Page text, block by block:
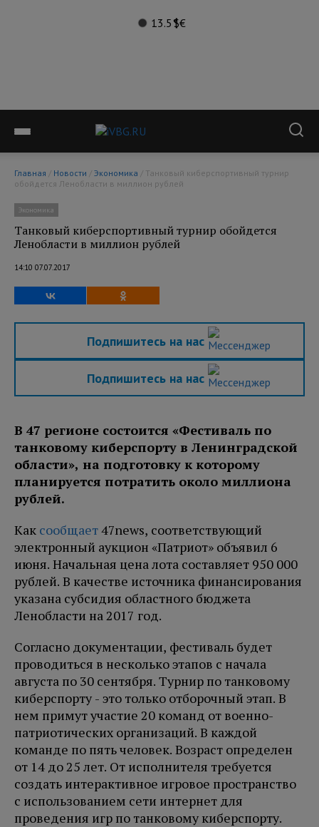
13.5°$€
Главная / Новости / Экономика
обойдется Ленобласти в миллион рублей
Экономика
Танковый киберспортивный турнир обойдется
Ленобласти в миллион рублей
14:10 07.07.2017
Подпишитесь на нас
Подпишитесь на нас
В 47 регионе состоится «Фестиваль по
танковому киберспорту в Ленинградской
области», на подготовку к которому
планируется потратить около миллиона
рублей.
Как сообщает47news, соответствующий
электронный аукцион «Патриот» объявил 6
июня. Начальная цена лота составляет 950 000
рублей. В качестве источника финансирования
указана субсидия областного бюджета
Ленобласти на 2017 год.
Согласно документации, фестиваль будет
проводиться в несколько этапов с начала
августа по 30 сентября. Турнир по танковому
киберспорту - это только отборочный этап. В
нем примут участие 20 команд от военно-
патриотических организаций. В каждой
команде по пять человек. Возраст определен
от 14 до 25 лет. От исполнителя требуется
создать интерактивное игровое пространство
с использованием сети интернет для
проведения игр по танковому киберспорту.